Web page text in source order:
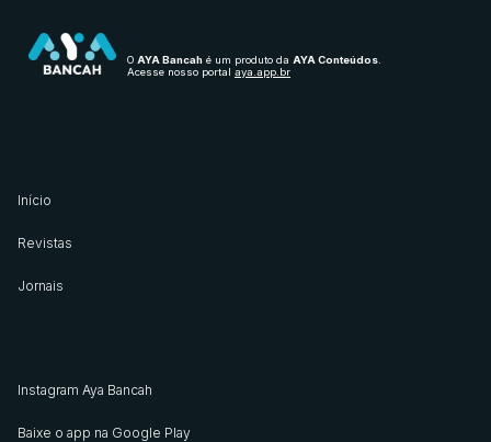
O AYA Bancah é um produto da AYA Conteúdos
Acesse nosso portal aya.app.br
Início
Revistas
Jornais
Instagram Aya Bancah
Baixe o app na Google Play